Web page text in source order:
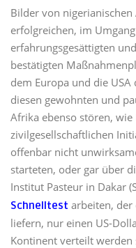
Bilder von
erfolgreichen, im
erfahrungsgesättigten
bestätigten
dem Europa und die
diesen gewohnten und
Afrika ebenso stören,
zivilgesellschaftlichen
offenbar nicht
starteten, oder gar über
Institut Pasteur in Dakar
Schnelltest arbeiten, der
liefern, nur einen US-
Kontinent verteilt